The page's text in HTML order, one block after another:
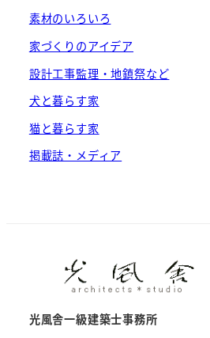
素材のいろいろ
家づくりのアイデア
設計工事監理・地鎮祭など
犬と暮らす家
猫と暮らす家
掲載誌・メディア
光風舎一級建築士事務所